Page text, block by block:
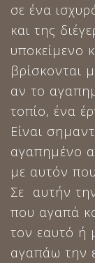
σε ένα
και της
υποκείμενο
βρίσκονται
αν το
τοπίο, ένα
Είναι
αγαπημένο
με αυτόν
Σε αυτήν
που αγαπά
τον εαυτό ή
αγαπάω την